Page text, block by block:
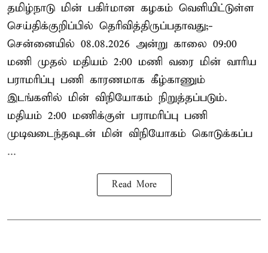
தமிழ்நாடு மின் பகிர்மான கழகம் வெளியிட்டுள்ள
செய்திக்குறிப்பில் தெரிவித்திருப்பதாவது;-
சென்னையில் 08.08.2026 அன்று காலை 09:00
மணி முதல் மதியம் 2:00 மணி வரை மின் வாரிய
பராமரிப்பு பணி காரணமாக கீழ்காணும்
இடங்களில் மின் விநியோகம் நிறுத்தப்படும்.
மதியம் 2:00 மணிக்குள் பராமரிப்பு பணி
முடிவடைந்தவுடன் மின் விநியோகம் கொடுக்கப்ப
...
Read More